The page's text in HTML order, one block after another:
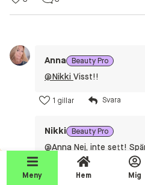
Aktiviteter
Beauty Tester reviews
Competition Time!
Testprodukter
Join the event!
Makeup
Anna Beauty Pro
@Nikki Visst!!
1 gillar
Nikki Beauty Pro
@Anna Nej, inte sett!
Meny Hem Mig